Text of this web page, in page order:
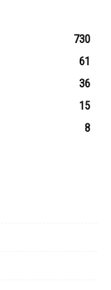
730
61
36
15
8